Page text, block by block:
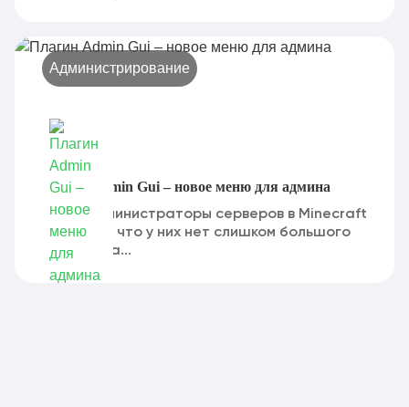
Администрирование
Плагин Admin Gui – новое меню для админа
Часто администраторы серверов в Minecraft
понимают, что у них нет слишком большого
количества...